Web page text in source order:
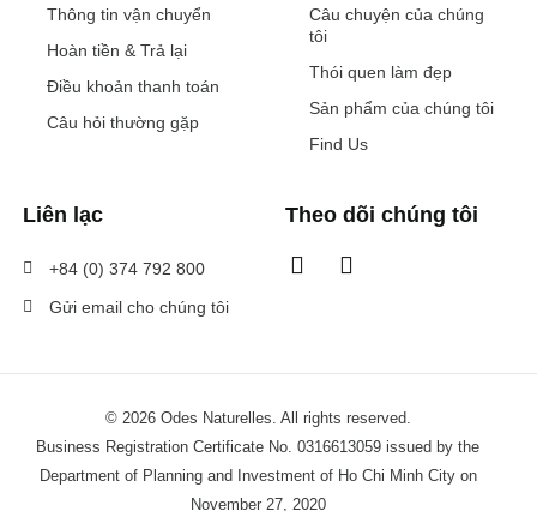
Thông tin vận chuyển
Hoàn tiền & Trả lại
Điều khoản thanh toán
Câu hỏi thường gặp
Câu chuyện của chúng
tôi
Thói quen làm đẹp
Sản phẩm của chúng tôi
Find Us
Liên lạc
+84 (0) 374 792 800
Gửi email cho chúng tôi
Theo dõi chúng tôi
© 2026 Odes Naturelles. All rights reserved.
Business Registration Certificate No. 0316613059 issued by the
Department of Planning and Investment of Ho Chi Minh City on
November 27, 2020